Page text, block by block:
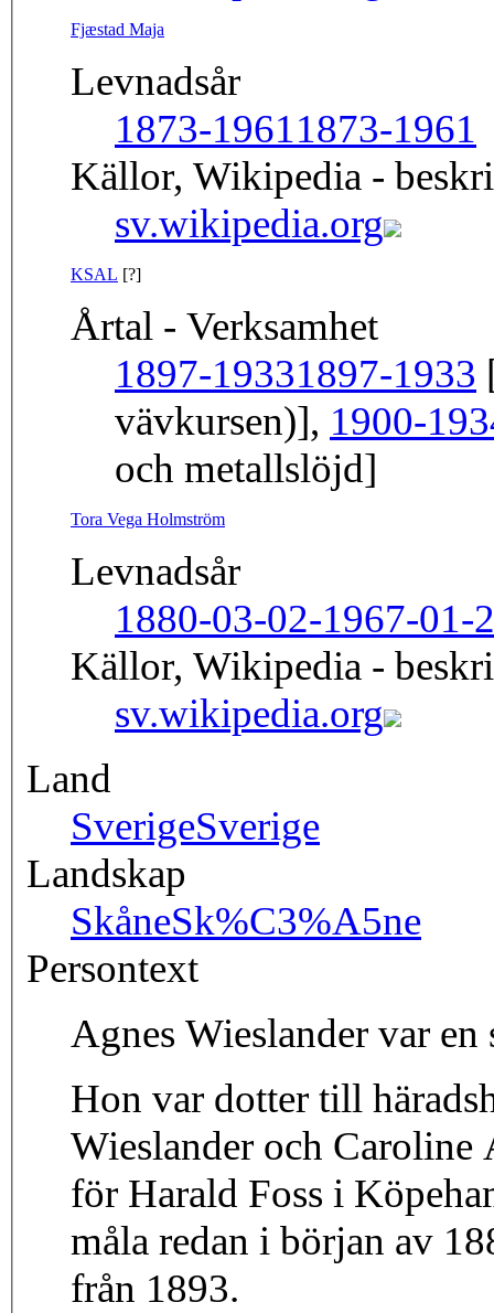
Fjæstad Maja
Levnadsår
1873-19611873-1961
Källor, Wikipedia -
sv.wikipedia.org
KSAL [?]
Årtal - Verksamhet
1897-19331897-1933
vävkursen)], 1900-
och metallslöjd]
Tora Vega Holmström
Levnadsår
1880-03-02-1967-01-
Källor, Wikipedia -
sv.wikipedia.org
Land
SverigeSverige
Landskap
SkåneSk%C3%A5ne
Persontext
Agnes Wieslander var en
Hon var dotter till
Wieslander och Caroline
för Harald Foss i
måla redan i början av
från 1893.